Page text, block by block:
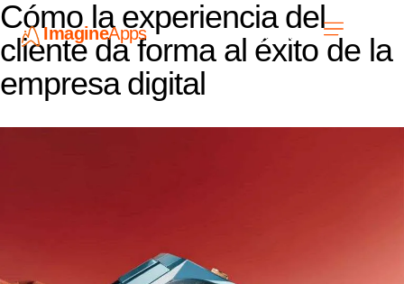
ImagineApps ES
Cómo la experiencia del
cliente da forma al éxito de la
empresa digital